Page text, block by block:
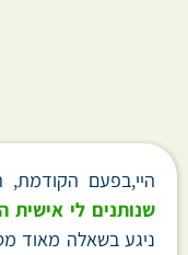
היי,בפעם הקודמת,
שנותנים לי אישית
ניגע בשאלה מאוד